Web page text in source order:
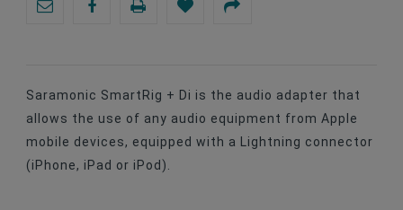
Saramonic SmartRig + Di is the audio adapter that
allows the use of any audio equipment from Apple
mobile devices, equipped with a Lightning connector
(iPhone, iPad or iPod).